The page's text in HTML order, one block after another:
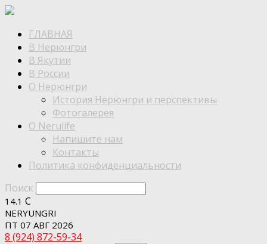
ГЛАВНАЯ
В Нерюнгри
В Якутии
В России
О Нерюнгри
История Нерюнгри и перспективы
Фотогалерея
О Nerulife
Напишите нам
Контакты
Политика конфиденциальности
Поиск
14.1 C
NERYUNGRI
ПТ 07 АВГ 2026
8 (924) 872-59-34